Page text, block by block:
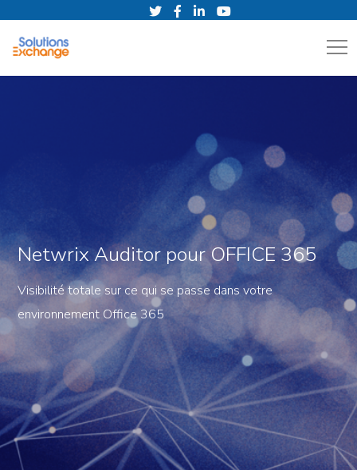
Netwrix Auditor pour OFFICE 365
Visibilité totale sur ce qui se passe dans votre
environnement Office 365